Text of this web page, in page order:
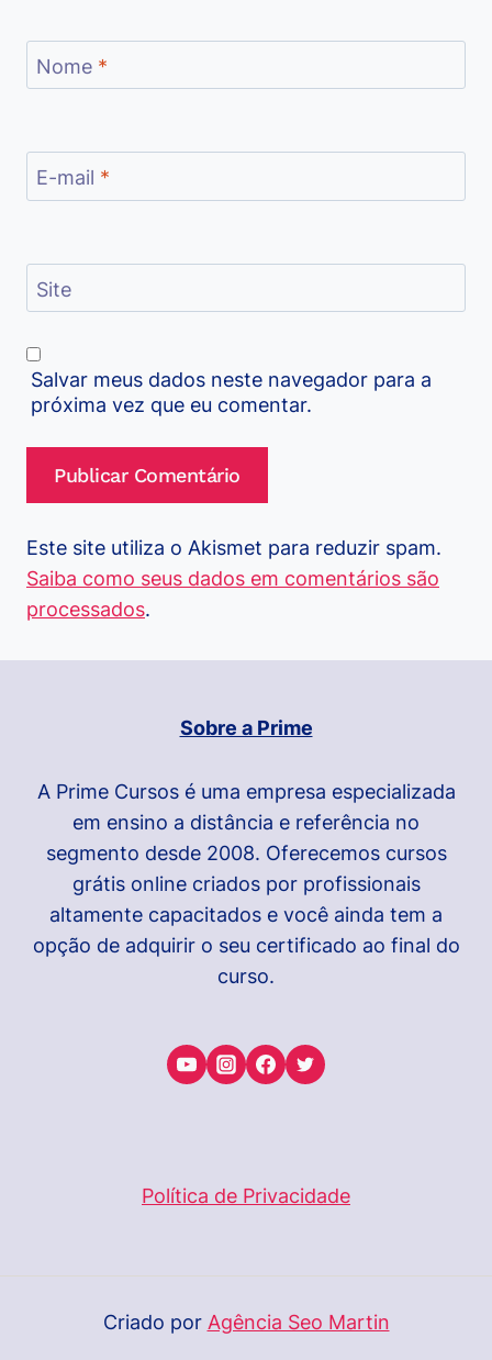
Nome *
E-mail *
Site
Salvar meus dados neste navegador para a
próxima vez que eu comentar.
Este site utiliza o Akismet para reduzir spam.
Saiba como seus dados em comentários são
processados.
Sobre a Prime
A Prime Cursos é uma empresa especializada
em ensino a distância e referência no
segmento desde 2008. Oferecemos cursos
grátis online criados por profissionais
altamente capacitados e você ainda tem a
opção de adquirir o seu certificado ao final do
curso.
Política de Privacidade
Criado por Agência Seo Martin